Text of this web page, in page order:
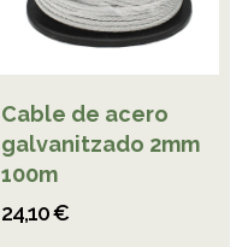
Cable de acero
galvanitzado 2mm
100m
24,10 €